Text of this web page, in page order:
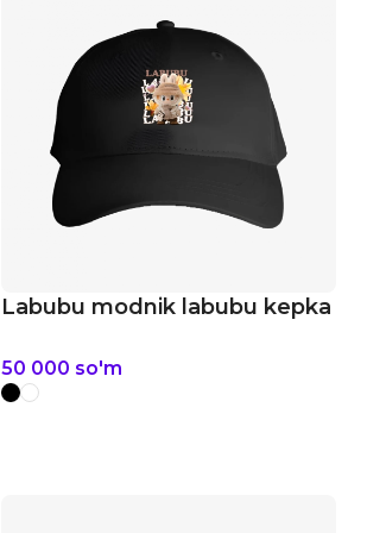
Labubu modnik labubu kepka
50 000 so'm